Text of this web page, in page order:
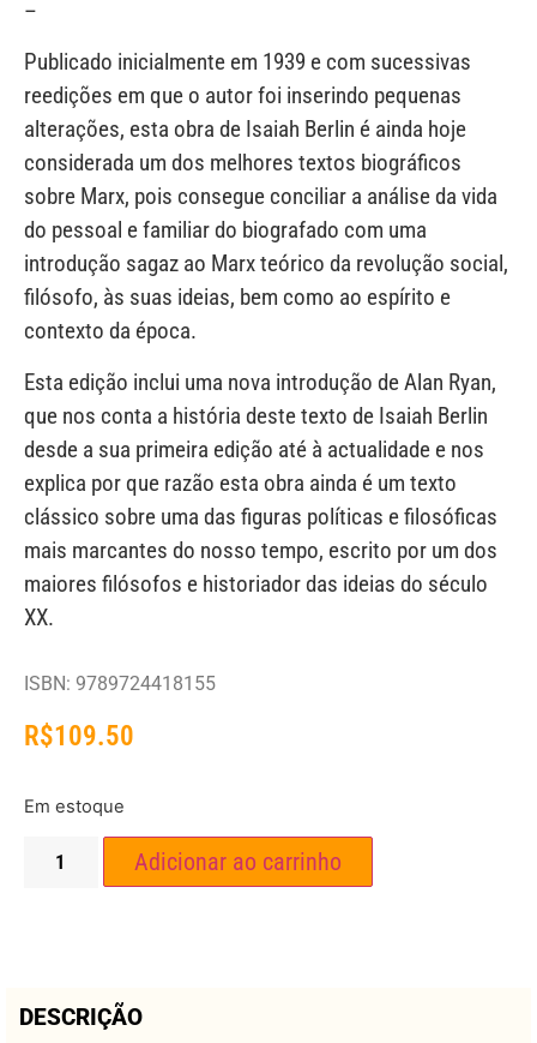
–
Publicado inicialmente em 1939 e com sucessivas
reedições em que o autor foi inserindo pequenas
alterações, esta obra de Isaiah Berlin é ainda hoje
considerada um dos melhores textos biográficos
sobre Marx, pois consegue conciliar a análise da vida
do pessoal e familiar do biografado com uma
introdução sagaz ao Marx teórico da revolução social,
filósofo, às suas ideias, bem como ao espírito e
contexto da época.
Esta edição inclui uma nova introdução de Alan Ryan,
que nos conta a história deste texto de Isaiah Berlin
desde a sua primeira edição até à actualidade e nos
explica por que razão esta obra ainda é um texto
clássico sobre uma das figuras políticas e filosóficas
mais marcantes do nosso tempo, escrito por um dos
maiores filósofos e historiador das ideias do século
XX.
ISBN: 9789724418155
R$109.50
Em estoque
Adicionar ao carrinho
DESCRIÇÃO